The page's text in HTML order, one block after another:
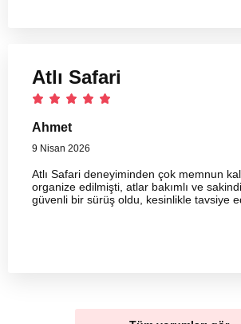
Atlı Safari
Ahmet
9 Nisan 2026
Atlı Safari deneyiminden çok memnun
organize edilmişti, atlar bakımlı ve
güvenli bir sürüş oldu, kesinlikle tavsiye